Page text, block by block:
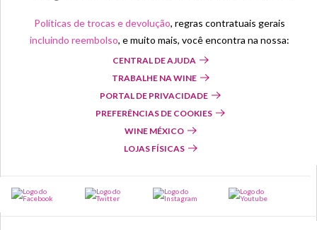
Políticas de trocas e devolução, regras contratuais gerais
incluindo reembolso, e muito mais, você encontra na nossa:
CENTRAL DE AJUDA
TRABALHE NA WINE
PORTAL DE PRIVACIDADE
PREFERÊNCIAS DE COOKIES
WINE MÉXICO
LOJAS FÍSICAS